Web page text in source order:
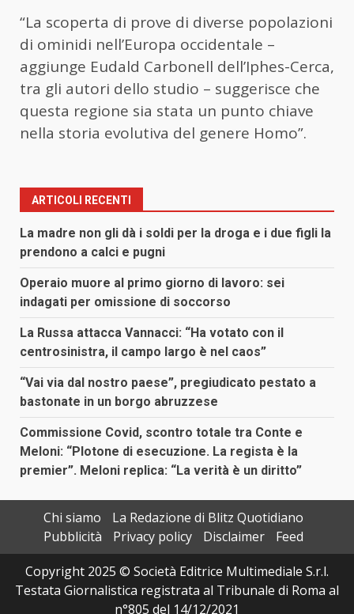
“La scoperta di prove di diverse popolazioni
di ominidi nell’Europa occidentale –
aggiunge Eudald Carbonell dell’Iphes-Cerca,
tra gli autori dello studio – suggerisce che
questa regione sia stata un punto chiave
nella storia evolutiva del genere Homo”.
ARTICOLI RECENTI
La madre non gli dà i soldi per la droga e i due figli la
prendono a calci e pugni
Operaio muore al primo giorno di lavoro: sei
indagati per omissione di soccorso
La Russa attacca Vannacci: “Ha votato con il
centrosinistra, il campo largo è nel caos”
“Vai via dal nostro paese”, pregiudicato pestato a
bastonate in un borgo abruzzese
Commissione Covid, scontro totale tra Conte e
Meloni: “Plotone di esecuzione. La regista è la
premier”. Meloni replica: “La verità è un diritto”
Chi siamo
La Redazione di Blitz Quotidiano
Pubblicità
Privacy policy Disclaimer
Feed
Copyright 2025 © Società Editrice Multimediale S.r.l.
Testata Giornalistica registrata al Tribunale di Roma al
n°805 del 14/12/2021